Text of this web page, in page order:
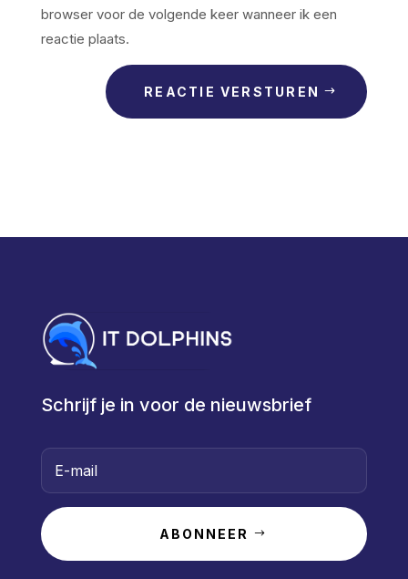
browser voor de volgende keer wanneer ik een
reactie plaats.
REACTIE VERSTUREN
Schrijf je in voor de nieuwsbrief
ABONNEER